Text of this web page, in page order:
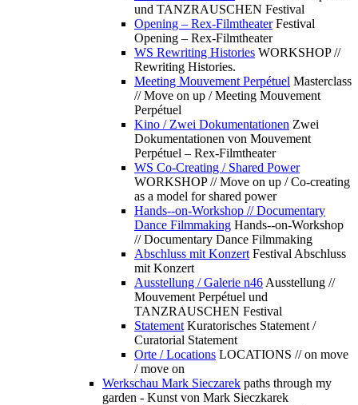
und TANZRAUSCHEN Festival
Opening – Rex-Filmtheater Festival
Opening – Rex-Filmtheater
WS Rewriting Histories WORKSHOP //
Rewriting Histories.
Meeting Mouvement Perpétuel Masterclass
// Move on up / Meeting Mouvement
Perpétuel
Kino / Zwei Dokumentationen Zwei
Dokumentationen von Mouvement
Perpétuel – Rex-Filmtheater
WS Co-Creating / Shared Power
WORKSHOP // Move on up / Co-creating
as a model for shared power
Hands--on-Workshop // Documentary
Dance Filmmaking Hands--on-Workshop
// Documentary Dance Filmmaking
Abschluss mit Konzert Festival Abschluss
mit Konzert
Ausstellung / Galerie n46 Ausstellung //
Mouvement Perpétuel und
TANZRAUSCHEN Festival
Statement Kuratorisches Statement /
Curatorial Statement
Orte / Locations LOCATIONS // on move
/ move on
Werkschau Mark Sieczarek paths through my
garden - Kunst von Mark Sieczkarek